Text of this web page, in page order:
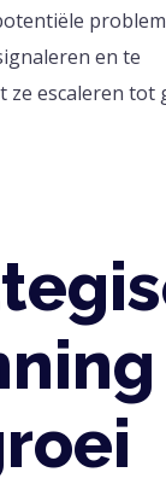
en te
ze escaleren tot